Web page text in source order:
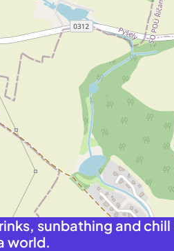
sunbathing and
world.